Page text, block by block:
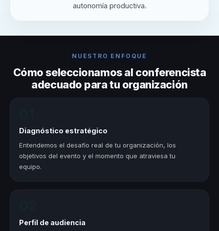
autonomía productiva.
NUESTRO ENFOQUE
Cómo seleccionamos al conferencista
adecuado para tu organización
Diagnóstico estratégico
Entendemos el desafío real de tu organización, los
objetivos del evento y el momento que atraviesa tu
equipo.
Perfil de audiencia